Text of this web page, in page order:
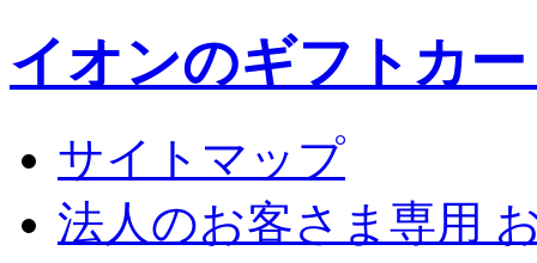
イオンのギフトカ
サイトマップ
法人のお客さま専用